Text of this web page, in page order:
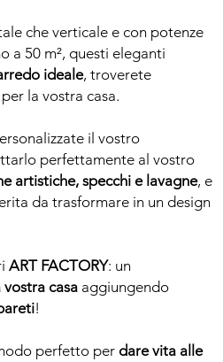
che verticale e con potenze
a 50 m², questi eleganti
ideale, troverete
la vostra casa.
il vostro
perfettamente al vostro
artistiche, specchi e lavagne, e
da trasformare in un design
ART FACTORY: un
casa aggiungendo
!
perfetto per dare vita alle